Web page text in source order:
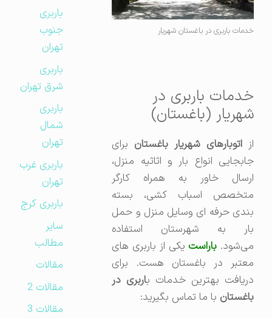
خدمات باربری در باغستان شهریار
خدمات باربری در
شهریار (باغستان)
اتوبارهای شهریار باغستانبرای
جابجایی انواع بار و اثاثیه منزل،
ارسال خاور به همراه کارگر
متخصص اسباب کشی، بسته
بندی حرفه ای وسایل منزل و حمل
بار به شهرستان استفاده
می‌شود.باراست یکی از باربری های
معتبر در باغستان هست. برای
دریافت بهترین خدمات باربری در
باغستانبا ما تماس بگیرید:
باربری
جنوب
تهران
باربری
شرق تهران
باربری
شمال
تهران
باربری غرب
تهران
باربری کرج
مطالب
مقالات
مقالات 2
مقالات 3